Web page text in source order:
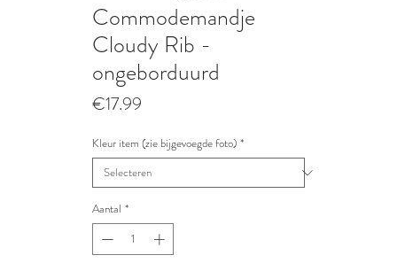
Commodemandje
Cloudy Rib -
ongeborduurd
€17.99
Kleur item (zie bijgevoegde foto) *
Aantal *